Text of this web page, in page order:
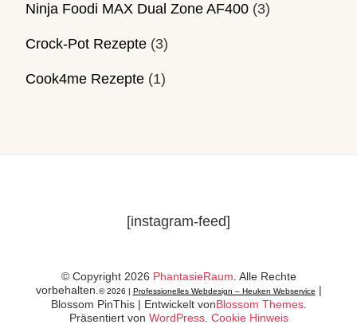
Ninja Foodi MAX Dual Zone AF400 (3)
Crock-Pot Rezepte (3)
Cook4me Rezepte (1)
[instagram-feed]
© Copyright 2026 PhantasieRaum. Alle Rechte
vorbehalten.© 2026 | Professionelles Webdesign – Heuken Webservice |
Blossom PinThis | Entwickelt vonBlossom Themes.
Präsentiert von WordPress. Cookie Hinweis